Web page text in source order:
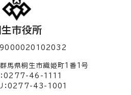
市役所
9000020102032
県桐生市織姫町1番1号
：0277-46-1111
リ：0277-43-1001